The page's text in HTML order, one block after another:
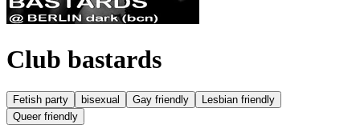
Club bastards
Fetish party bisexual Gay friendly
Lesbian friendly
Queer friendly